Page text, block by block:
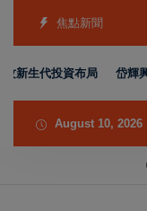
焦點新聞
代投資布局 岱輝興業深
August 10, 2026